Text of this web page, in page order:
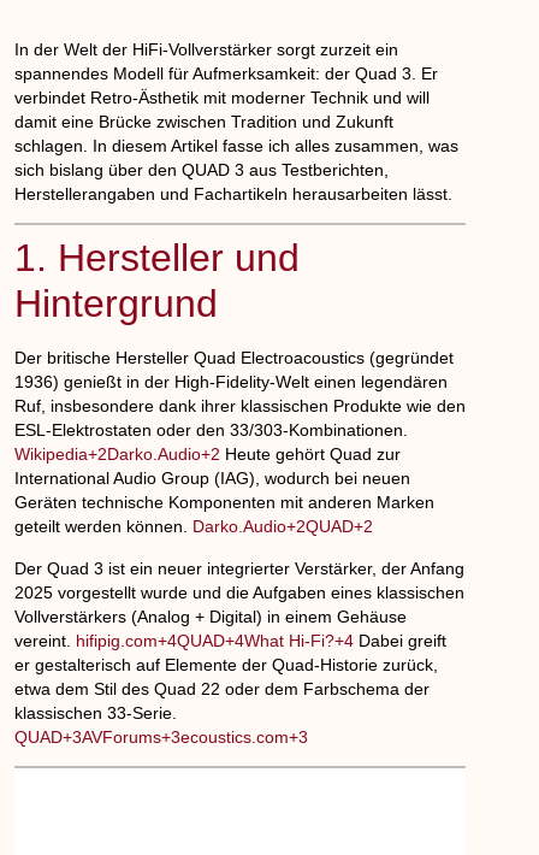
In der Welt der HiFi-Vollverstärker sorgt zurzeit ein
spannendes Modell für Aufmerksamkeit: derQuad 3 . Er
verbindet Retro-Ästhetik mit moderner Technik und will
damit eine Brücke zwischen Tradition und Zukunft
schlagen. In diesem Artikel fasse ich alles zusammen, was
sich bislang über den QUAD 3 aus Testberichten,
Herstellerangaben und Fachartikeln herausarbeiten lässt.
1. Hersteller und
Hintergrund
Der britische HerstellerQuad Electroacoustics (gegründet
1936) genießt in der High-Fidelity-Welt einen legendären
Ruf, insbesondere dank ihrer klassischen Produkte wie den
ESL-Elektrostaten oder den 33/303-Kombinationen.
Wikipedia+2Darko.Audio+2 Heute gehört Quad zur
International Audio Group (IAG), wodurch bei neuen
Geräten technische Komponenten mit anderen Marken
geteilt werden können. Darko.Audio+2QUAD+2
DerQuad 3 ist ein neuer integrierter Verstärker, der Anfang
2025 vorgestellt wurde und die Aufgaben eines klassischen
Vollverstärkers (Analog + Digital) in einem Gehäuse
vereint. hifipig.com+4QUAD+4What Hi-Fi?+4 Dabei greift
er gestalterisch auf Elemente der Quad-Historie zurück,
etwa dem Stil des Quad 22 oder dem Farbschema der
klassischen 33-Serie.
QUAD+3AVForums+3ecoustics.com+3